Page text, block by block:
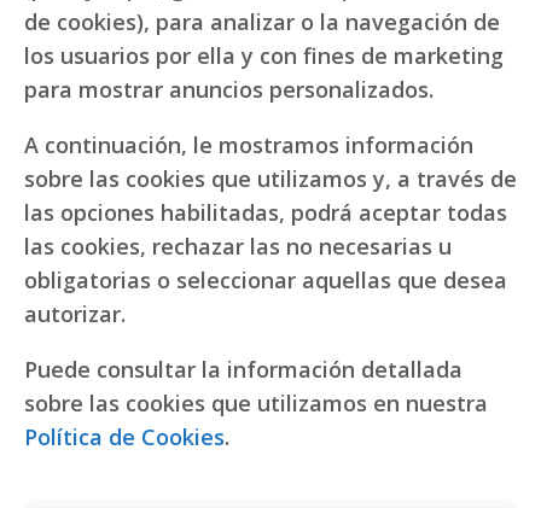
de cookies), para analizar o la navegación de
los usuarios por ella y con fines de marketing
para mostrar anuncios personalizados.
A continuación, le mostramos información
sobre las cookies que utilizamos y, a través de
las opciones habilitadas, podrá aceptar todas
las cookies, rechazar las no necesarias u
obligatorias o seleccionar aquellas que desea
autorizar.
Puede consultar la información detallada
sobre las cookies que utilizamos en nuestra
Política de Cookies.